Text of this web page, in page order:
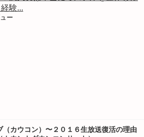
験...
ー
（カウコン）〜２０１６生放送復活の理由